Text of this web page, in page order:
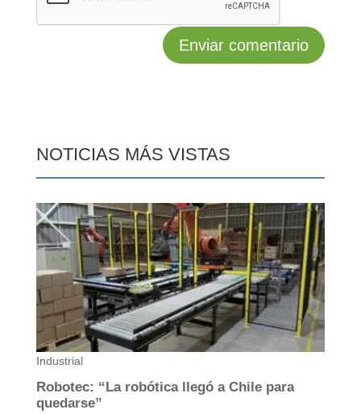
NOTICIAS MÁS VISTAS